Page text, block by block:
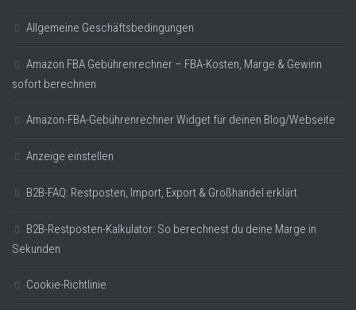
Allgemeine Geschäftsbedingungen
Amazon FBA Gebührenrechner – FBA-Kosten, Marge & Gewinn
sofort berechnen
Amazon-FBA-Gebührenrechner Widget für deinen Blog/Webseite
Anzeige einstellen
B2B-FAQ: Restposten, Import, Export & Großhandel erklärt
B2B-Restposten-Kalkulator: So berechnest du deine Marge in
Sekunden
Cookie-Richtlinie